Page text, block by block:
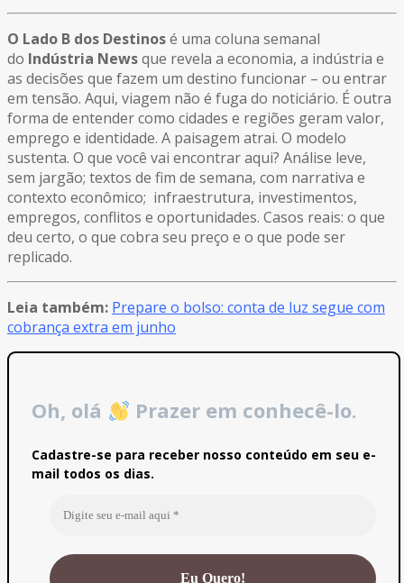
O Lado B dos Destinosé uma coluna semanal
do Indústria Newsque revela a economia, a indústria e
as decisões que fazem um destino funcionar – ou entrar
em tensão. Aqui, viagem não é fuga do noticiário. É outra
forma de entender como cidades e regiões geram valor,
emprego e identidade. A paisagem atrai. O modelo
sustenta. O que você vai encontrar aqui? Análise leve,
sem jargão; textos de fim de semana, com narrativa e
contexto econômico; infraestrutura, investimentos,
empregos, conflitos e oportunidades. Casos reais: o que
deu certo, o que cobra seu preço e o que pode ser
replicado.
Leia também: Prepare o bolso: conta de luz segue com
cobrança extra em junho
Oh, olá Prazer em conhecê-lo.
Cadastre-se para receber nosso conteúdo em seu e-
mail todos os dias.